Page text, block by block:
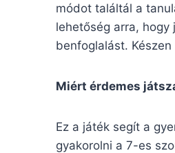
módot találtál a
lehetőség arra,
benfoglalást.
Miért érdemes
Ez a játék segít a
gyakorolni a 7-es